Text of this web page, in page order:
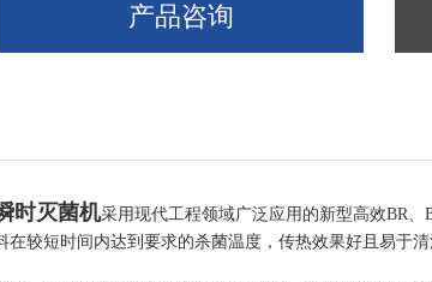
产品咨询
时灭菌机采用现代工程领域广泛应用的新型高效BR
较短时间内达到要求的杀菌温度，传热效果好且易于